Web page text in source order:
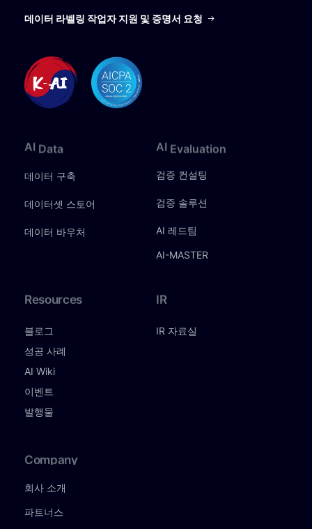
데이터 라벨링 작업자 지원 및 증명서 요청
AI Data
데이터 구축
데이터셋 스토어
데이터 바우처
AI Evaluation
검증 컨설팅
검증 솔루션
AI 레드팀
AI-MASTER
Resources
블로그
성공 사례
AI Wiki
이벤트
발행물
IR
IR 자료실
Company
회사 소개
파트너스